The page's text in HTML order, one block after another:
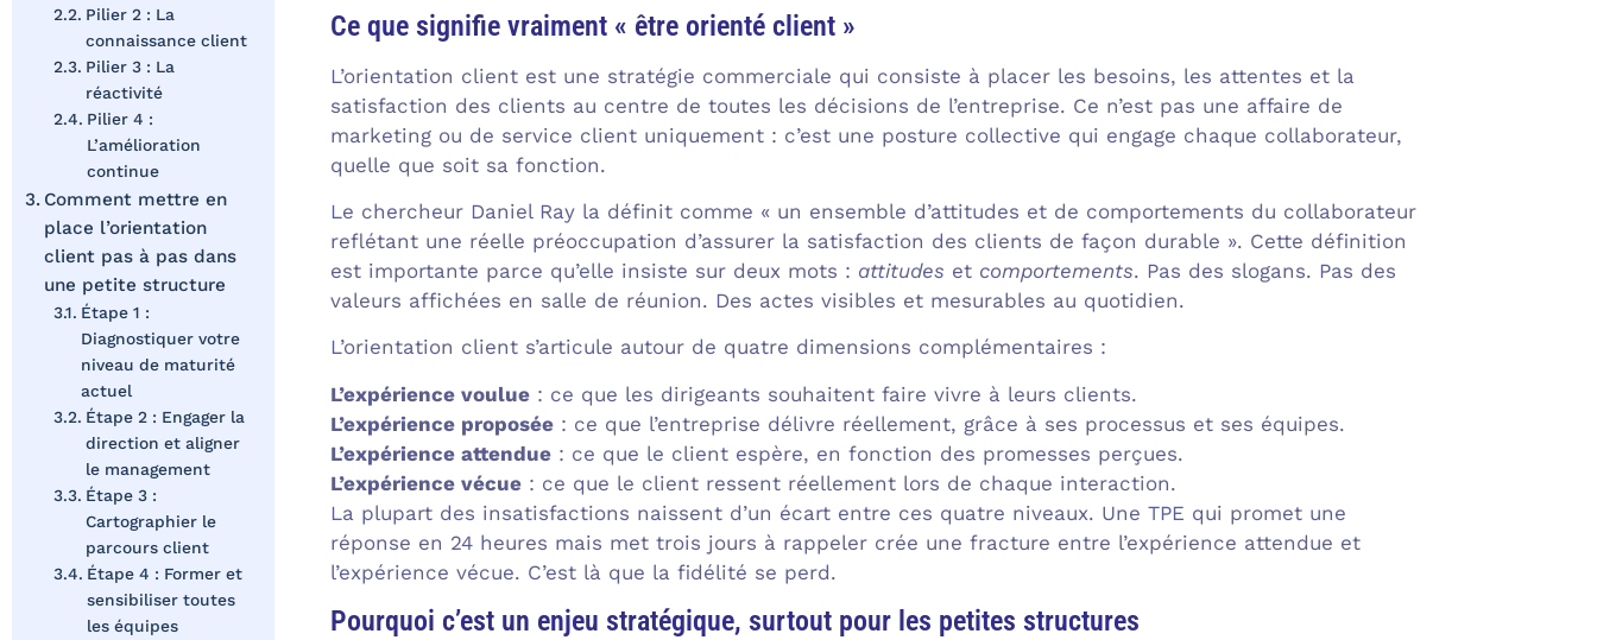
Ce que signifie vraiment « être orienté client »
L’orientation client est une stratégie commerciale qui consiste à placer les besoins, les attentes et la
satisfaction des clients au centre de toutes les décisions de l’entreprise. Ce n’est pas une affaire de
marketing ou de service client uniquement : c’est une posture collective qui engage chaque collaborateur,
quelle que soit sa fonction.
Le chercheur Daniel Ray la définit comme « un ensemble d’attitudes et de comportements du collaborateur
reflétant une réelle préoccupation d’assurer la satisfaction des clients de façon durable ». Cette définition
est importante parce qu’elle insiste sur deux mots : attitudes et comportements. Pas des slogans. Pas des
valeurs affichées en salle de réunion. Des actes visibles et mesurables au quotidien.
L’orientation client s’articule autour de quatre dimensions complémentaires :
L’expérience voulue: ce que les dirigeants souhaitent faire vivre à leurs clients.
L’expérience proposée: ce que l’entreprise délivre réellement, grâce à ses processus et ses équipes.
L’expérience attendue: ce que le client espère, en fonction des promesses perçues.
L’expérience vécue: ce que le client ressent réellement lors de chaque interaction.
La plupart des insatisfactions naissent d’un écart entre ces quatre niveaux. Une TPE qui promet une
réponse en 24 heures mais met trois jours à rappeler crée une fracture entre l’expérience attendue et
l’expérience vécue. C’est là que la fidélité se perd.
Pourquoi c’est un enjeu stratégique, surtout pour les petites structures
Pilier 2 : La
connaissance client
Pilier 3 : La
réactivité
Pilier 4 :
L’amélioration
continue
Comment mettre en
place l’orientation
client pas à pas dans
une petite structure
Étape 1 :
Diagnostiquer votre
niveau de maturité
actuel
Étape 2 : Engager la
direction et aligner
le management
Étape 3 :
Cartographier le
parcours client
Étape 4 : Former et
sensibiliser toutes
les équipes